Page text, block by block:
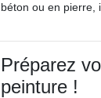
béton ou en pierre,
Préparez
peinture !